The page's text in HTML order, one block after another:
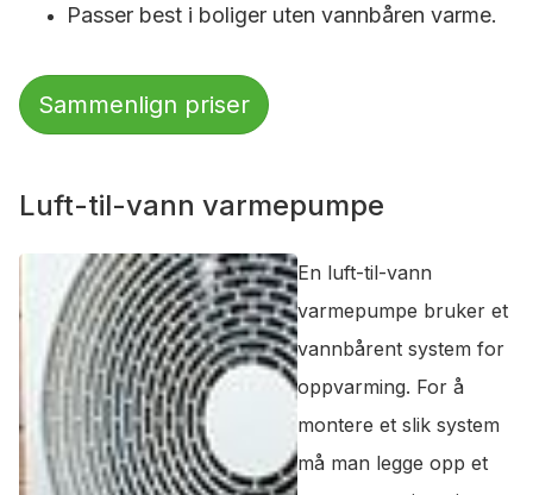
Passer best i boliger uten vannbåren varme.
Sammenlign priser
Luft-til-vann varmepumpe
En luft-til-vann
varmepumpe bruker et
vannbårent system for
oppvarming. For å
montere et slik system
må man legge opp et